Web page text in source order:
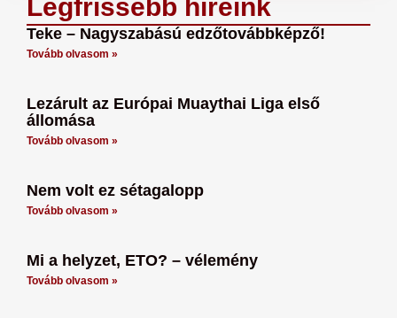
Legfrissebb híreink
Teke – Nagyszabású edzőtovábbképző!
Tovább olvasom »
Lezárult az Európai Muaythai Liga első
állomása
Tovább olvasom »
Nem volt ez sétagalopp
Tovább olvasom »
Mi a helyzet, ETO? – vélemény
Tovább olvasom »